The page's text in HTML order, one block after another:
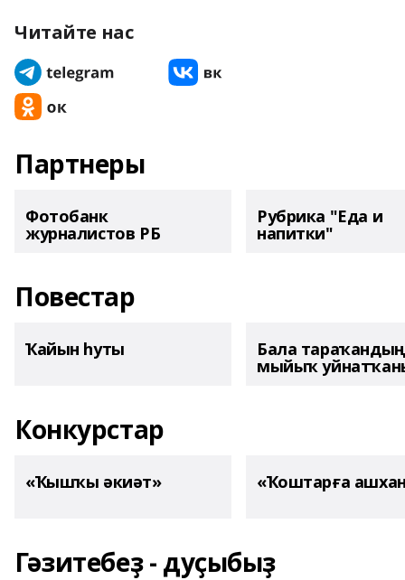
Читайте нас
Партнеры
Фотобанк
журналистов РБ
Рубрика "Еда и
напитки"
Повестар
Ҡайын һуты Бала тараҡандың
мыйыҡ
Конкурстар
«Ҡышҡы әкиәт» «Ҡоштарға
Гәзитебеҙ - дуҫыбыҙ